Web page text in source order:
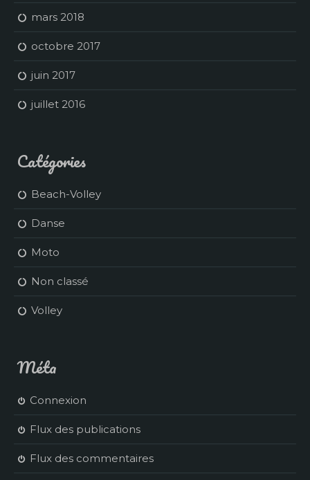
mars 2018
octobre 2017
juin 2017
juillet 2016
Catégories
Beach-Volley
Danse
Moto
Non classé
Volley
Méta
Connexion
Flux des publications
Flux des commentaires